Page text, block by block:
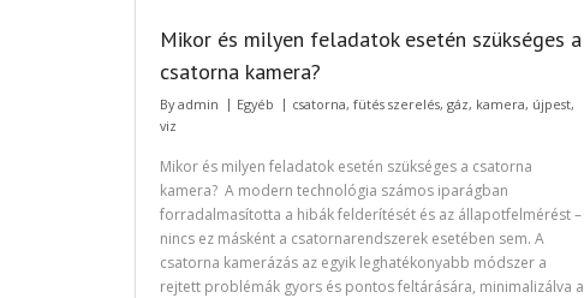
Mikor és milyen feladatok esetén szükséges a
csatorna kamera?
Byadmin Egyéb csatorna, fütés szerelés, gáz, kamera, újpest,
viz
Mikor és milyen feladatok esetén szükséges a csatorna
kamera? A modern technológia számos iparágban
forradalmasította a hibák felderítését és az állapotfelmérést –
nincs ez másként a csatornarendszerek esetében sem. A
csatorna kamerázás az egyik leghatékonyabb módszer a
rejtett problémák gyors és pontos feltárására, minimalizálva a